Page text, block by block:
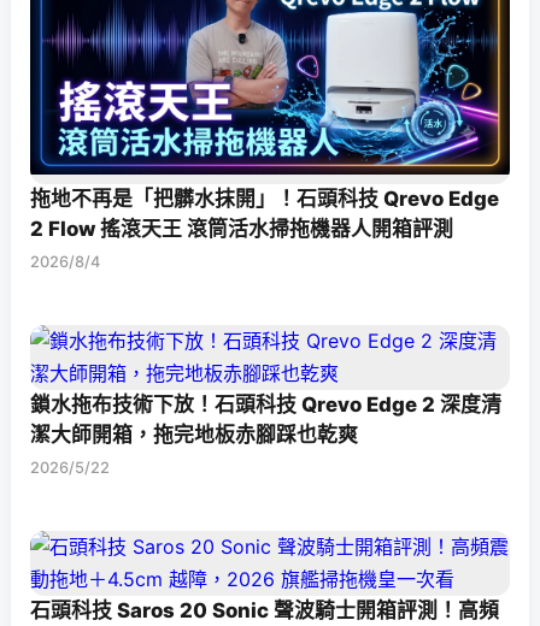
拖地不再是「把髒水抹開」！石頭科技 Qrevo Edge
2 Flow 搖滾天王 滾筒活水掃拖機器人開箱評測
2026/8/4
鎖水拖布技術下放！石頭科技 Qrevo Edge 2 深度清
潔大師開箱，拖完地板赤腳踩也乾爽
2026/5/22
石頭科技 Saros 20 Sonic 聲波騎士開箱評測！高頻